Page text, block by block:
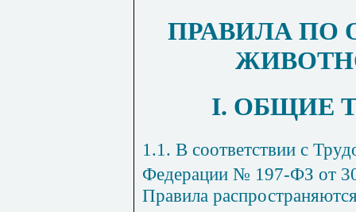
ПРАВИЛА ПО
I. ОБЩИЕ
1.1. В соответствии с
Федерации № 197-ФЗ от
Правила